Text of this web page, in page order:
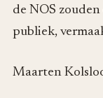
de NOS
publiek,
Maarten